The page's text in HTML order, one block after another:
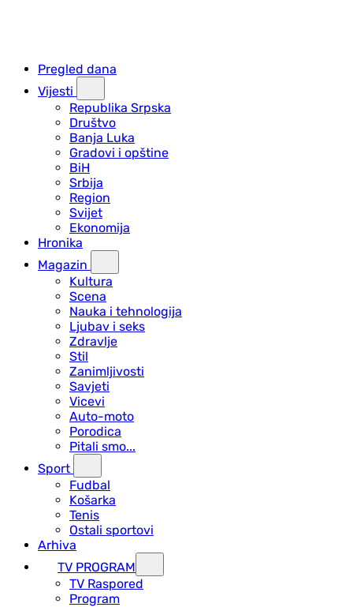
Pregled dana
Vijesti
Republika Srpska
Društvo
Banja Luka
Gradovi i opštine
BiH
Srbija
Region
Svijet
Ekonomija
Hronika
Magazin
Kultura
Scena
Nauka i tehnologija
Ljubav i seks
Zdravlje
Stil
Zanimljivosti
Savjeti
Vicevi
Auto-moto
Porodica
Pitali smo...
Sport
Fudbal
Košarka
Tenis
Ostali sportovi
Arhiva
TV PROGRAM
ТV Raspored
Program